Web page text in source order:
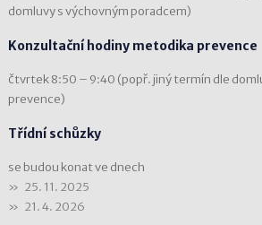
domluvy s výchovným poradcem)
Konzultační hodiny metodika prevence
čtvrtek 8:50 – 9:40 (popř. jiný termín dle
prevence)
Třídní schůzky
se budou konat ve dnech
25. 11. 2025
21. 4. 2026